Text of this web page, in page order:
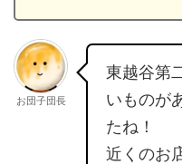
お団子団長
東越谷第
いものが
たね！
近くのお